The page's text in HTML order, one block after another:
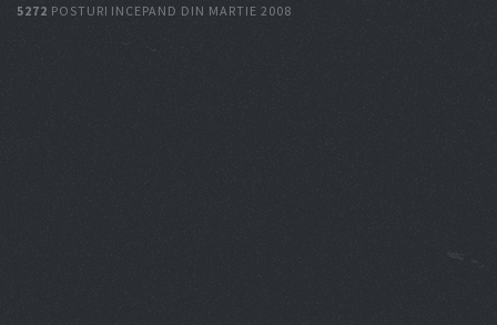
5272 POSTURI INCEPAND DIN MARTIE 2008